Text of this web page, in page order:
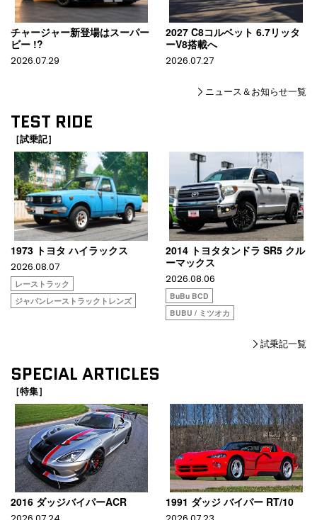
チャージャー新登場はスーパー
ビー !?
2026.07.29
2027 C8コルベット 6.7リッタ
ーV8搭載へ
2026.07.27
ニュース＆お知らせ一覧
TEST RIDE
［試乗記］
1973 トヨタ ハイラックス
2026.08.07
レーストラック
ジャパンレーストラックトレンズ
2014 トヨタタンドラ SR5 クル
ーマックス
2026.08.06
BuBu BCD
BUBU / ミツオカ
試乗記一覧
SPECIAL ARTICLES
［特集］
2016 ダッジバイパーACR 1991 ダッジ バイパー RT/10